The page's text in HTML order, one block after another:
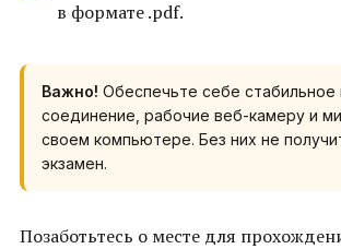
в формате .pdf.
Важно! Обеспечьте себе стабильное
соединение, рабочие веб-камеру и
своем компьютере. Без них не
экзамен.
Позаботьтесь о месте для